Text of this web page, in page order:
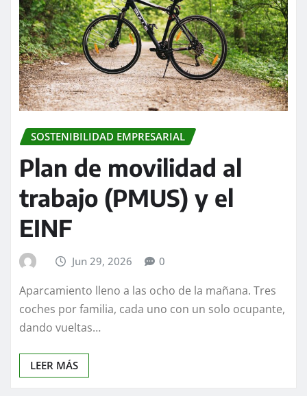
SOSTENIBILIDAD EMPRESARIAL
Plan de movilidad al
trabajo (PMUS) y el
EINF
Jun 29, 2026 0
Aparcamiento lleno a las ocho de la mañana. Tres
coches por familia, cada uno con un solo ocupante,
dando vueltas…
LEER MÁS